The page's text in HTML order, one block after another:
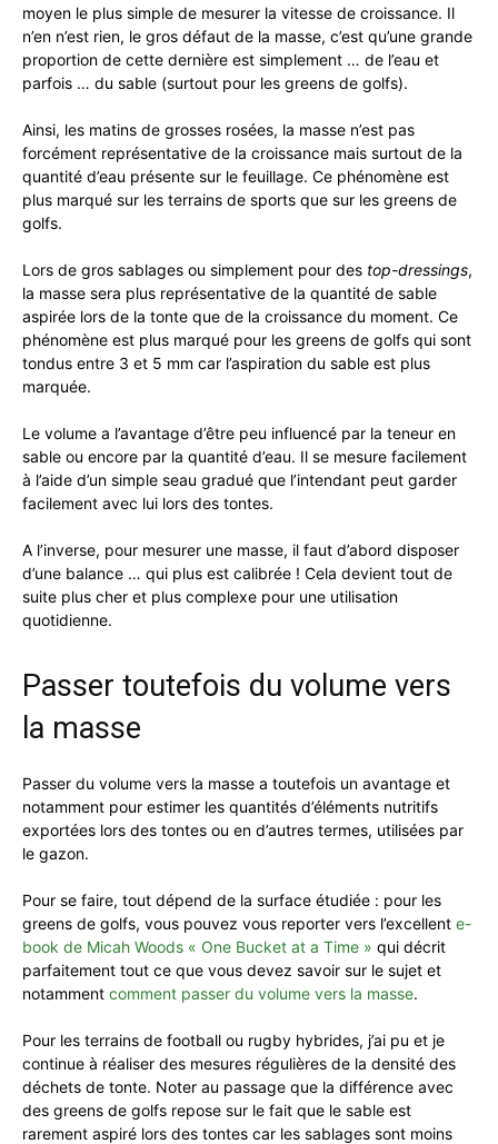
moyen le plus simple de mesurer la vitesse de croissance. Il
n’en n’est rien, le gros défaut de la masse, c’est qu’une grande
proportion de cette dernière est simplement … de l’eau et
parfois … du sable (surtout pour les greens de golfs).
Ainsi, les matins de grosses rosées, la masse n’est pas
forcément représentative de la croissance mais surtout de la
quantité d’eau présente sur le feuillage. Ce phénomène est
plus marqué sur les terrains de sports que sur les greens de
golfs.
Lors de gros sablages ou simplement pour des top-dressings,
la masse sera plus représentative de la quantité de sable
aspirée lors de la tonte que de la croissance du moment. Ce
phénomène est plus marqué pour les greens de golfs qui sont
tondus entre 3 et 5 mm car l’aspiration du sable est plus
marquée.
Le volume a l’avantage d’être peu influencé par la teneur en
sable ou encore par la quantité d’eau. Il se mesure facilement
à l’aide d’un simple seau gradué que l’intendant peut garder
facilement avec lui lors des tontes.
A l’inverse, pour mesurer une masse, il faut d’abord disposer
d’une balance … qui plus est calibrée ! Cela devient tout de
suite plus cher et plus complexe pour une utilisation
quotidienne.
Passer toutefois du volume vers
la masse
Passer du volume vers la masse a toutefois un avantage et
notamment pour estimer les quantités d’éléments nutritifs
exportées lors des tontes ou en d’autres termes, utilisées par
le gazon.
Pour se faire, tout dépend de la surface étudiée : pour les
greens de golfs, vous pouvez vous reporter vers l’excellent e-
book de Micah Woods « One Bucket at a Time » qui décrit
parfaitement tout ce que vous devez savoir sur le sujet et
notamment comment passer du volume vers la masse.
Pour les terrains de football ou rugby hybrides, j’ai pu et je
continue à réaliser des mesures régulières de la densité des
déchets de tonte. Noter au passage que la différence avec
des greens de golfs repose sur le fait que le sable est
rarement aspiré lors des tontes car les sablages sont moins